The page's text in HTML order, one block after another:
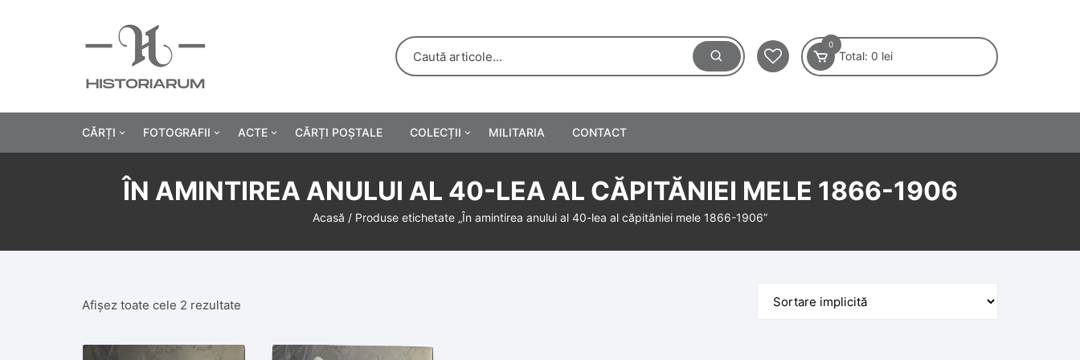
0
Total: 0 lei
CĂRȚI
Istorie
Agricultură
Industrie
Cărți religie
FOTOGRAFII ACTE
Permise, carnete, livrete
Hârtii cu antet
CĂRȚI POȘTALE COLECȚII
Reclame tipărite
Afișe
MILITARIA CONTACT
ÎN AMINTIREA ANULUI AL 40-LEA AL CĂPITĂNIEI MELE 1866-1906
Acasă / Produse etichetate „În amintirea anului al 40-lea al căpităniei mele 1866-1906”
Afișez toate cele 2 rezultate